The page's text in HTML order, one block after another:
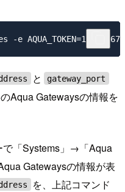
と gateway_port
Aqua Gatewaysの情報を
で「Systems」→「Aqua
Gatewaysの情報が表
を、上記コマンド